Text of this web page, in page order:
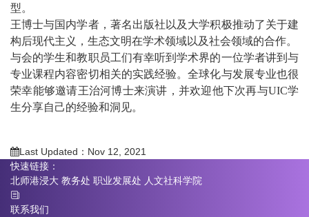
型。
王博士与国内学者，著名出版社以及大学积极推动了关于建
构后现代主义，生态文明在学术领域以及社会领域的合作。
与会的学生和教职员工们有幸听到学术界的一位学者讲到与
专业课程内容密切相关的实践经验。全球化与发展专业也很
荣幸能够邀请王治河博士来演讲，并欢迎他下次再与UIC学
生分享自己的经验和洞见。
Last Updated：Nov 12, 2021
快速链接：
北师港浸大 教务处 职业发展处 人文社科学院
联系我们